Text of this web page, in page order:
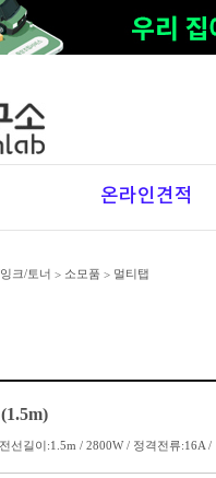
온라인견적
크/토너 > 소모품 > 멀티탭
선길이:1.5m / 2800W / 정격전류